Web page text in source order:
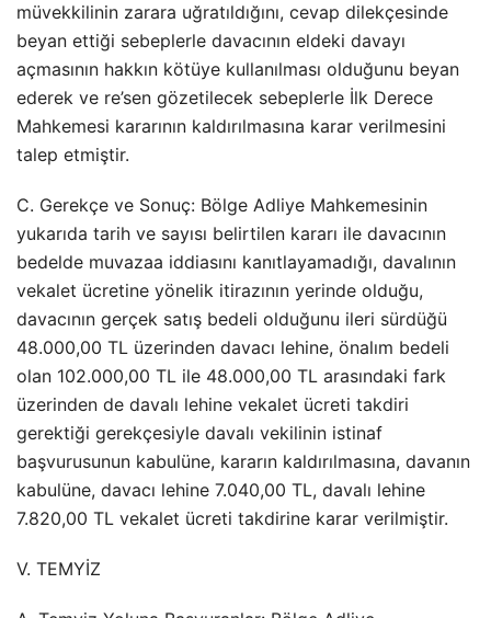
müvekkilinin zarara uğratıldığını, cevap dilekçesinde
beyan ettiği sebeplerle davacının eldeki davayı
açmasının hakkın kötüye kullanılması olduğunu beyan
ederek ve re’sen gözetilecek sebeplerle İlk Derece
Mahkemesi kararının kaldırılmasına karar verilmesini
talep etmiştir.
C. Gerekçe ve Sonuç: Bölge Adliye Mahkemesinin
yukarıda tarih ve sayısı belirtilen kararı ile davacının
bedelde muvazaa iddiasını kanıtlayamadığı, davalının
vekalet ücretine yönelik itirazının yerinde olduğu,
davacının gerçek satış bedeli olduğunu ileri sürdüğü
48.000,00 TL üzerinden davacı lehine, önalım bedeli
olan 102.000,00 TL ile 48.000,00 TL arasındaki fark
üzerinden de davalı lehine vekalet ücreti takdiri
gerektiği gerekçesiyle davalı vekilinin istinaf
başvurusunun kabulüne, kararın kaldırılmasına, davanın
kabulüne, davacı lehine 7.040,00 TL, davalı lehine
7.820,00 TL vekalet ücreti takdirine karar verilmiştir.
V. TEMYİZ